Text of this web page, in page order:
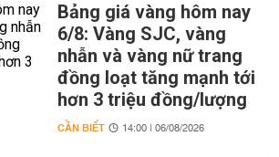
Bảng giá vàng hôm nay
6/8: Vàng SJC, vàng
nhẫn và vàng nữ trang
đồng loạt tăng mạnh tới
hơn 3 triệu đồng/lượng
CẦN BIẾT 14:00 | 06/08/2026